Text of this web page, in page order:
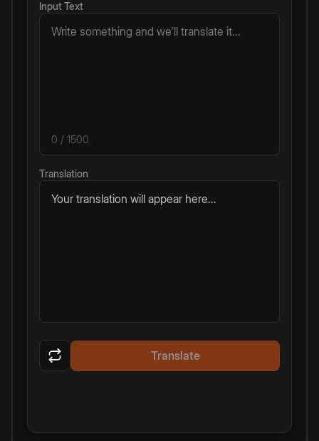
Input Text
0 / 1500
Translation
Your translation will appear here...
Translate